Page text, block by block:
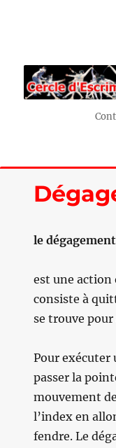
le dégagement
est une
consiste à
se trouve
Pour exécuter
passer la
mouvement
l’index en
fendre. Le